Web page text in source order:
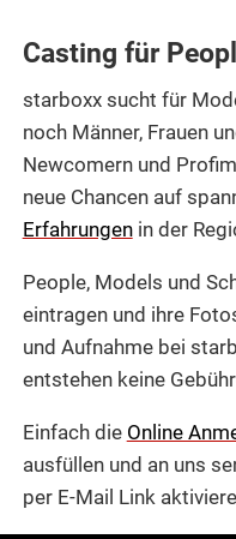
Casting für
starboxx sucht für
noch Männer, Frauen
Newcomern und
neue Chancen auf
Erfahrungenin der
People, Models und
eintragen und ihre
und Aufnahme bei
entstehen keine
Einfach die Online
ausfüllen und an uns
per E-Mail Link